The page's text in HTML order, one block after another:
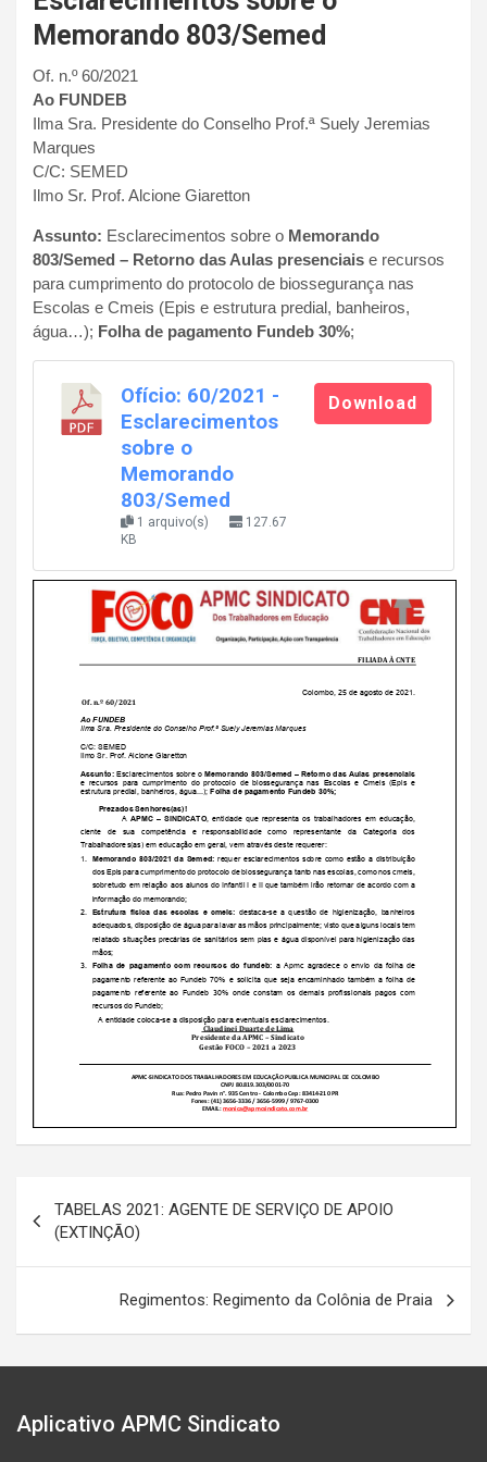
Memorando 803/Semed
Of. n.º 60/2021
Ao FUNDEB
Ilma Sra. Presidente do Conselho Prof.ª Suely Jeremias
Marques
C/C: SEMED
Ilmo Sr. Prof. Alcione Giaretton
Assunto: Esclarecimentos sobre o Memorando
803/Semed – Retorno das Aulas presenciais e recursos
para cumprimento do protocolo de biossegurança nas
Escolas e Cmeis (Epis e estrutura predial, banheiros,
água…); Folha de pagamento Fundeb 30%;
Ofício: 60/2021 -
Esclarecimentos
sobre o
Memorando
803/Semed
1 arquivo(s)
127.67
KB
Download
de
Post
TABELAS 2021: AGENTE DE SERVIÇO DE APOIO
(EXTINÇÃO)
Regimentos: Regimento da Colônia de Praia
Aplicativo APMC Sindicato